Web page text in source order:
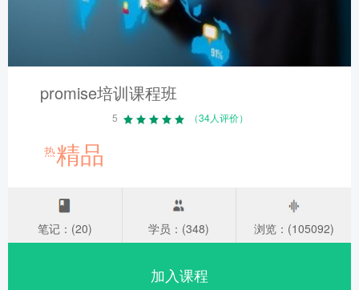
promise培训课程班
5 （34人评价）
热精品
笔记：(20) 学员：(348) 浏览：(105092)
加入课程